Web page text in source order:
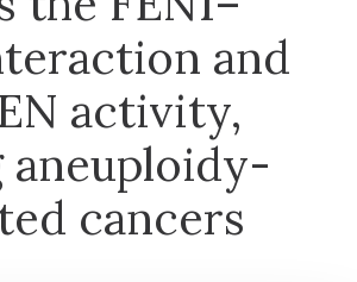
and
activity,
aneuploidy-
cancers